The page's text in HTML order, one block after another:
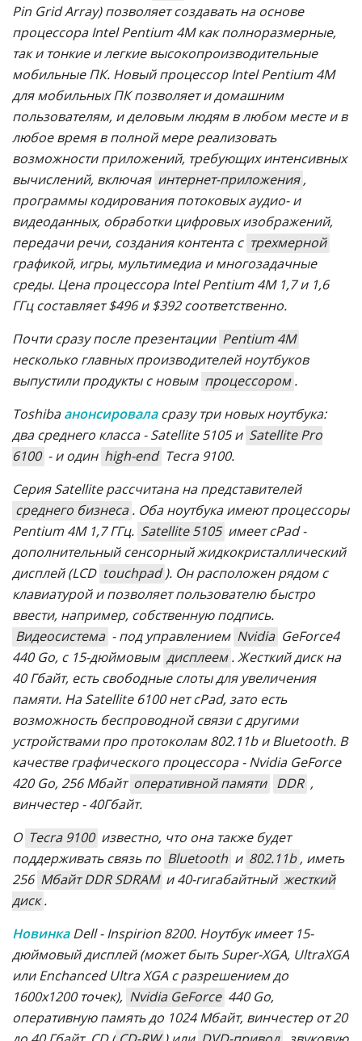
Pin Grid Array) позволяет создавать на основе
процессора Intel Pentium 4M как полноразмерные,
так и тонкие и легкие высокопроизводительные
мобильные ПК. Новый процессор Intel Pentium 4M
для мобильных ПК позволяет и домашним
пользователям, и деловым людям в любом месте и в
любое время в полной мере реализовать
возможности приложений, требующих интенсивных
вычислений, включая интернет-приложения ,
программы кодирования потоковых аудио- и
видеоданных, обработки цифровых изображений,
передачи речи, создания контента с трехмерной
графикой, игры, мультимедиа и многозадачные
среды. Цена процессора Intel Pentium 4M 1,7 и 1,6
ГГц составляет $496 и $392 соответственно.
Почти сразу после презентации Pentium 4M
несколько главных производителей ноутбуков
выпустили продукты с новым процессором .
Toshibaанонсироваласразу три новых ноутбука:
два среднего класса - Satellite 5105 и Satellite Pro
6100 - и один high-end Tecra 9100.
Серия Satellite рассчитана на представителей
среднего бизнеса . Оба ноутбука имеют процессоры
Pentium 4M 1,7 ГГц. Satellite 5105 имеет cPad -
дополнительный сенсорный жидкокристаллический
дисплей (LCD touchpad ). Он расположен рядом с
клавиатурой и позволяет пользователю быстро
ввести, например, собственную подпись.
Видеосистема - под управлением Nvidia GeForce4
440 Go, с 15-дюймовым дисплеем . Жесткий диск на
40 Гбайт, есть свободные слоты для увеличения
памяти. На Satellite 6100 нет cPad, зато есть
возможность беспроводной связи с другими
устройствами про протоколам 802.11b и Bluetooth. В
качестве графического процессора - Nvidia GeForce
420 Go, 256 Мбайт оперативной памяти DDR ,
винчестер - 40Гбайт.
О Tecra 9100 известно, что она также будет
поддерживать связь по Bluetooth и 802.11b , иметь
256 Мбайт DDR SDRAM и 40-гигабайтный жесткий
диск .
НовинкаDell - Inspirion 8200. Ноутбук имеет 15-
дюймовый дисплей (может быть Super-XGA, UltraXGA
или Enchanced Ultra XGA с разрешением до
1600х1200 точек), Nvidia GeForce 440 Go,
оперативную память до 1024 Мбайт, винчестер от 20